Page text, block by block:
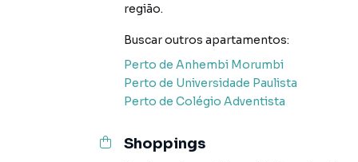
Imobiliários você consegue comprar ou
e com a praticidade de fazer tudo online,
soluções inovadoras para simplificar a
mercado imobiliário.
Anuncie seu imóvel! É fácil, rápido e
região.
Buscar outros apartamentos:
Perto de Anhembi Morumbi
Perto de Universidade Paulista
Perto de Colégio Adventista
Shoppings